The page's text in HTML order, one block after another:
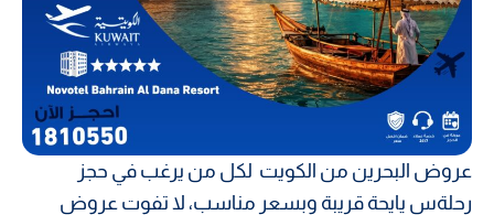
عروض البحرين من الكويت لكل من يرغب في حجز
رحلةس يايحة قريبة وبسعر مناسب، لا تفوت عروض